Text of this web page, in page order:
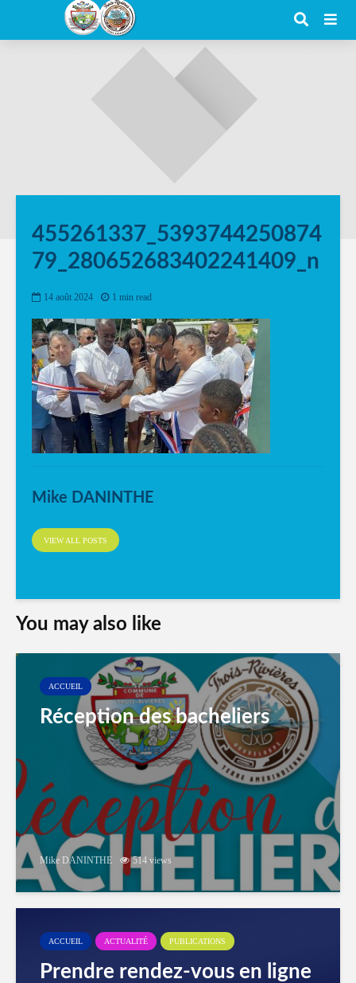
455261337_5393744250874
79_280652683402241409_n
14 août 2024 1 min read
Mike DANINTHE
VIEW ALL POSTS
You may also like
ACCUEIL
Réception des bacheliers
Mike DANINTHE 514 views
ACCUEIL ACTUALITÉ PUBLICATIONS
Prendre rendez-vous en ligne